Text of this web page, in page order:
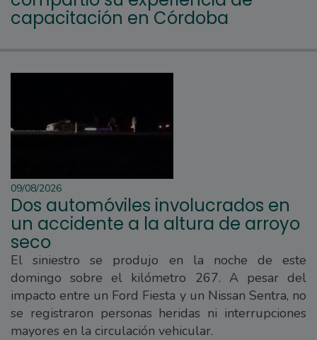
capacitación en Córdoba
09/08/2026
Dos automóviles involucrados en
un accidente a la altura de arroyo
seco
El siniestro se produjo en la noche de este
domingo sobre el kilómetro 267. A pesar del
impacto entre un Ford Fiesta y un Nissan Sentra, no
se registraron personas heridas ni interrupciones
mayores en la circulación vehicular.